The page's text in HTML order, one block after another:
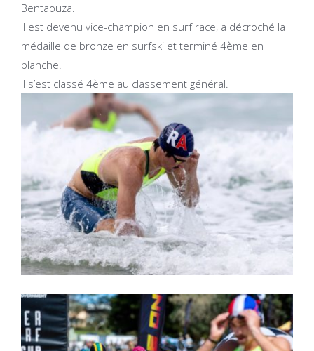
Bentaouza.
Il est devenu vice-champion en surf race, a décroché la
médaille de bronze en surfski et terminé 4ème en
planche.
Il s’est classé 4ème au classement général.